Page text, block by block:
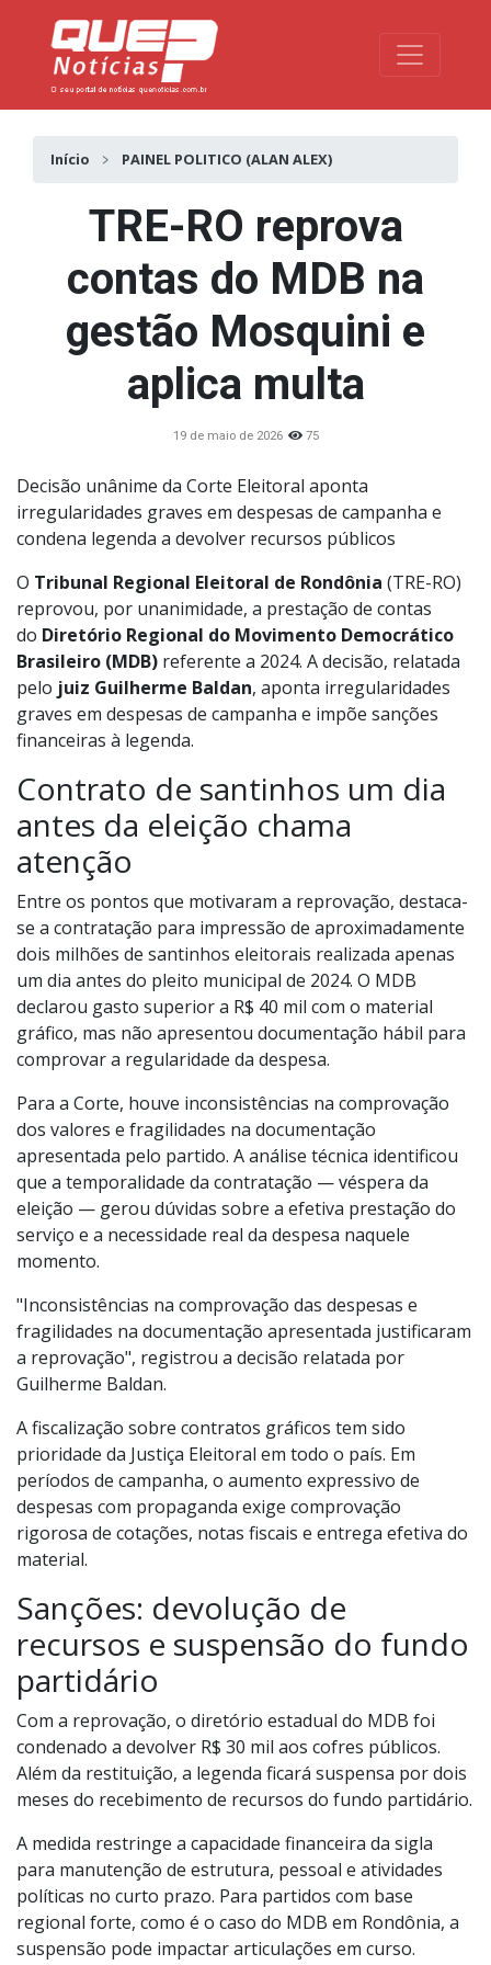
Toggle
Início PAINEL POLITICO (ALAN ALEX)
TRE-RO reprova
contas do MDB na
gestão Mosquini e
aplica multa
19 de maio de 2026 75
Decisão unânime da Corte Eleitoral aponta
irregularidades graves em despesas de campanha e
condena legenda a devolver recursos públicos
O Tribunal Regional Eleitoral de Rondônia (TRE-RO)
reprovou, por unanimidade, a prestação de contas
do Diretório Regional do Movimento Democrático
Brasileiro (MDB) referente a 2024. A decisão, relatada
pelo juiz Guilherme Baldan, aponta irregularidades
graves em despesas de campanha e impõe sanções
financeiras à legenda.
Contrato de santinhos um dia
antes da eleição chama
atenção
Entre os pontos que motivaram a reprovação, destaca-
se a contratação para impressão de aproximadamente
dois milhões de santinhos eleitorais realizada apenas
um dia antes do pleito municipal de 2024. O MDB
declarou gasto superior a R$ 40 mil com o material
gráfico, mas não apresentou documentação hábil para
comprovar a regularidade da despesa.
Para a Corte, houve inconsistências na comprovação
dos valores e fragilidades na documentação
apresentada pelo partido. A análise técnica identificou
que a temporalidade da contratação — véspera da
eleição — gerou dúvidas sobre a efetiva prestação do
serviço e a necessidade real da despesa naquele
momento.
"Inconsistências na comprovação das despesas e
fragilidades na documentação apresentada justificaram
a reprovação", registrou a decisão relatada por
Guilherme Baldan.
A fiscalização sobre contratos gráficos tem sido
prioridade da Justiça Eleitoral em todo o país. Em
períodos de campanha, o aumento expressivo de
despesas com propaganda exige comprovação
rigorosa de cotações, notas fiscais e entrega efetiva do
material.
Sanções: devolução de
recursos e suspensão do fundo
partidário
Com a reprovação, o diretório estadual do MDB foi
condenado a devolver R$ 30 mil aos cofres públicos.
Além da restituição, a legenda ficará suspensa por dois
meses do recebimento de recursos do fundo partidário.
A medida restringe a capacidade financeira da sigla
para manutenção de estrutura, pessoal e atividades
políticas no curto prazo. Para partidos com base
regional forte, como é o caso do MDB em Rondônia, a
suspensão pode impactar articulações em curso.